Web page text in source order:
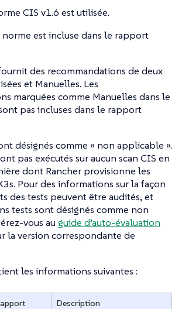
CIS v1.6 est utilisée.
norme est incluse dans le rapport
des recommandations de deux
et Manuelles. Les
marquées comme Manuelles dans le
pas incluses dans le rapport
désignés comme « non applicable ».
pas exécutés sur aucun scan CIS en
dont Rancher provisionne les
Pour des informations sur la façon
des tests peuvent être audités, et
tests sont désignés comme non
vous au guide d’auto-évaluation
la version correspondante de
les informations suivantes :
Description